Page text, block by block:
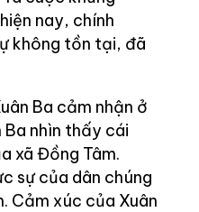
nay, chính
không tồn tại, đã
Ba cảm nhận ở
nhìn thấy cái
xã Đồng Tâm.
sự của dân chúng
Cảm xúc của Xuân